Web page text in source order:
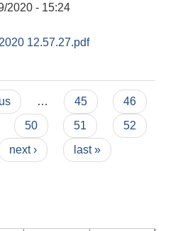
2020 - 15:24
12.57.27.pdf
… 45
46
50 51
52
next › last »